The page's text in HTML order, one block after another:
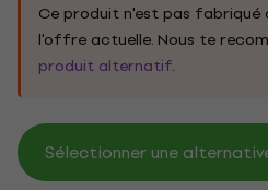
Ce produit n'est pas
l'offre actuelle. Nous te
produit alternatif.
Sélectionner une